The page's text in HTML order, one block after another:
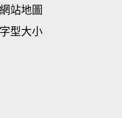
網站地圖
字型大小